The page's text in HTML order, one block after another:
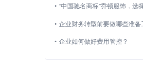
• “中国驰名商标”乔顿服饰，选
• 企业财务转型前要做哪些准备
• 企业如何做好费用管控？